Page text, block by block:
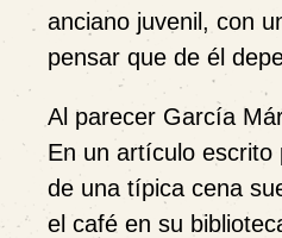
anciano juvenil, con
pensar que de él
Al parecer García
En un artículo escrito
de una típica cena
el café en su